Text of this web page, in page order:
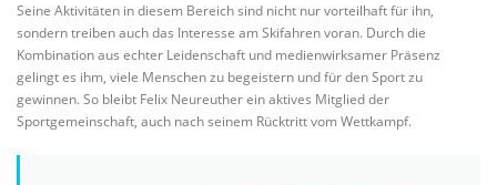
Seine Aktivitäten in diesem Bereich sind nicht nur vorteilhaft für ihn,
sondern treiben auch das Interesse am Skifahren voran. Durch die
Kombination aus echter Leidenschaft und medienwirksamer Präsenz
gelingt es ihm, viele Menschen zu begeistern und für den Sport zu
gewinnen. So bleibt Felix Neureuther ein aktives Mitglied der
Sportgemeinschaft, auch nach seinem Rücktritt vom Wettkampf.